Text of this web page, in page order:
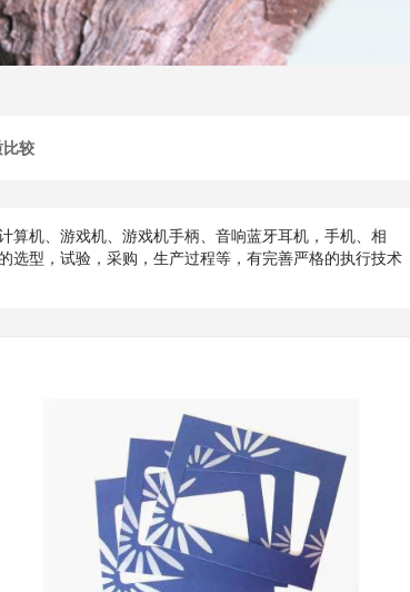
较
算机、游戏机、游戏机手柄、音响蓝牙耳机，手机、相
选型，试验，采购，生产过程等，有完善严格的执行技术